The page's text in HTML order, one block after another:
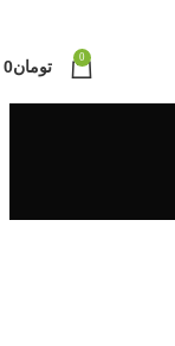
0 تومان0